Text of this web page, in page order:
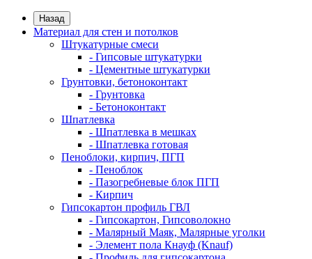
Назад
Материал для стен и потолков
Штукатурные смеси
- Гипсовые штукатурки
- Цементные штукатурки
Грунтовки, бетоноконтакт
- Грунтовка
- Бетоноконтакт
Шпатлевка
- Шпатлевка в мешках
- Шпатлевка готовая
Пеноблоки, кирпич, ПГП
- Пеноблок
- Пазогребневые блок ПГП
- Кирпич
Гипсокартон профиль ГВЛ
- Гипсокартон, Гипсоволокно
- Малярный Маяк, Малярные уголки
- Элемент пола Кнауф (Knauf)